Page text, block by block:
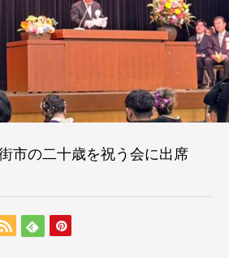
市の二十歳を祝う会に出席